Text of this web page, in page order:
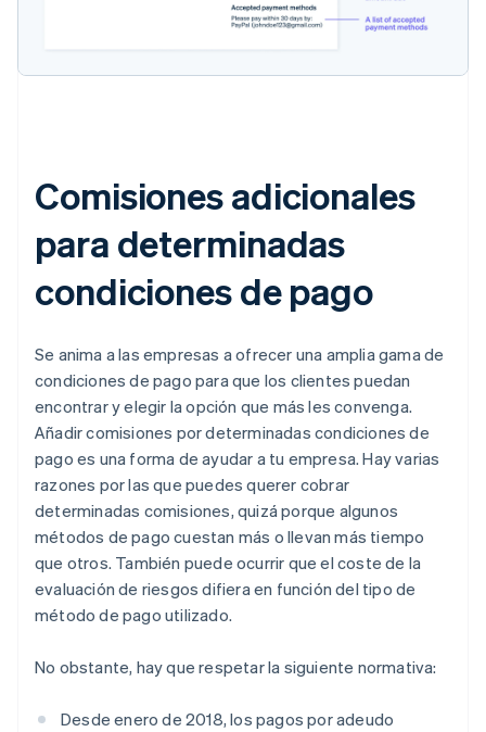
Comisiones adicionales
para determinadas
condiciones de pago
Se anima a las empresas a ofrecer una amplia gama de
condiciones de pago para que los clientes puedan
encontrar y elegir la opción que más les convenga.
Añadir comisiones por determinadas condiciones de
pago es una forma de ayudar a tu empresa. Hay varias
razones por las que puedes querer cobrar
determinadas comisiones, quizá porque algunos
métodos de pago cuestan más o llevan más tiempo
que otros. También puede ocurrir que el coste de la
evaluación de riesgos difiera en función del tipo de
método de pago utilizado.
No obstante, hay que respetar la siguiente normativa:
Desde enero de 2018, los pagos por adeudo